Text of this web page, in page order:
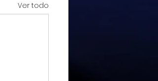
Ver todo